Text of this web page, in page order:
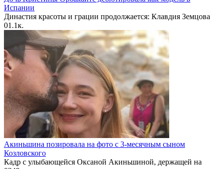
Испании
Династия красоты и грации продолжается: Клавдия Земцова
01.1к.
Акиньшина позировала на фото с 3-месячным сыном
Козловского
Кадр с улыбающейся Оксаной Акиньшиной, держащей на